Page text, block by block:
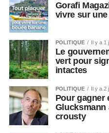
Gorafi
vivre sur
POLITIQUE Il y a 1
Le
vert pour
intactes
POLITIQUE Il y a 2
Pour gagner
Glucksmann
crousty